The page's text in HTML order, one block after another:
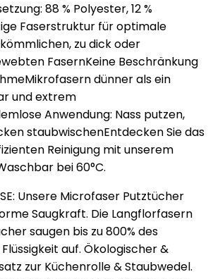
88 % Polyester, 12 %
Faserstruktur für optimale
zu dick oder
FasernKeine Beschränkung
dünner als ein
und extrem
Anwendung: Nass putzen,
staubwischenEntdecken Sie das
Reinigung mit unserem
bei 60°C.
Unsere Microfaser Putztücher
Saugkraft. Die Langflorfasern
saugen bis zu 800% des
auf. Ökologischer &
zur Küchenrolle & Staubwedel.